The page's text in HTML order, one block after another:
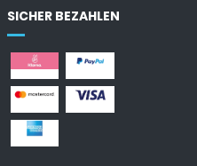
SICHER BEZAHLEN